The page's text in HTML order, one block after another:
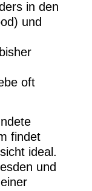
in den
und
oft
findet
ideal.
und